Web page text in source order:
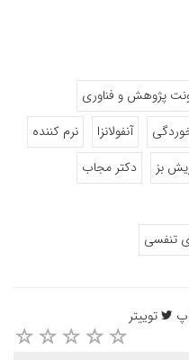
پژوهش و فناوری
آنفولانزا
نرم کننده
بز
دکتر مجاب
تنفسی
توییتر